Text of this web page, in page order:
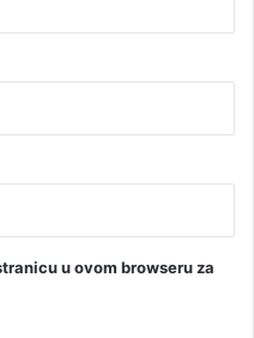
u ovom browseru za